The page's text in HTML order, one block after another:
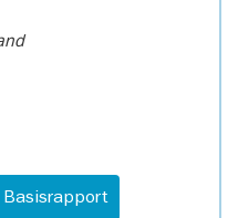
Basisrapport